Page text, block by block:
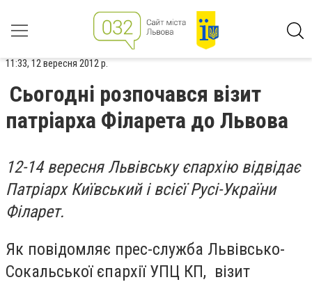
11:33, 12 вересня 2012 р.
Сьогодні розпочався візит
патріарха Філарета до Львова
12-14 вересня Львівську єпархію відвідає
Патріарх Київський і всієї Русі-України
Філарет.
Як повідомляє прес-служба Львівсько-
Сокальської єпархії УПЦ КП, візит